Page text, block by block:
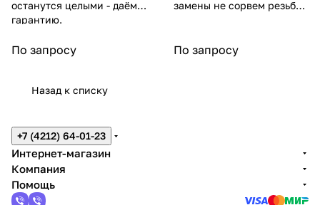
останутся целыми - даём
гарантию.
По запросу
замены не сорвем резьбу
По запросу
Назад к списку
+7 (4212) 64-01-23
Интернет-магазин
Компания
Помощь